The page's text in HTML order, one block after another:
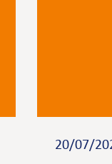
20/07/